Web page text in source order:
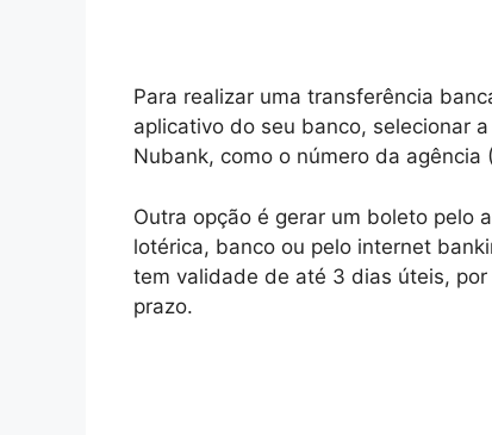
Para realizar uma transferência
aplicativo do seu banco, selecionar
Nubank, como o número da
Outra opção é gerar um boleto pelo
lotérica, banco ou pelo internet
tem validade de até 3 dias úteis,
prazo.